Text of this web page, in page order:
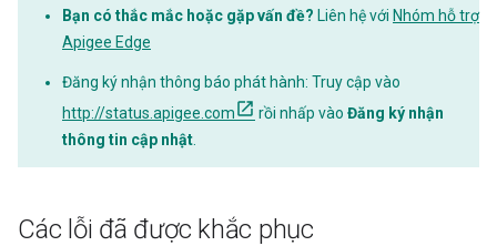
Bạn có thắc mắc hoặc gặp vấn đề? Liên hệ với Nhóm hỗ trợ
Apigee Edge
Đăng ký nhận thông báo phát hành: Truy cập vào
http://status.apigee.com
rồi nhấp vào Đăng ký nhận
thông tin cập nhật
Các lỗi đã được khắc phục